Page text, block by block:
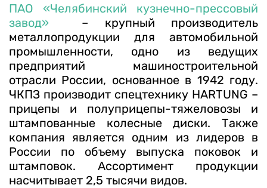
ПАО «Челябинский кузнечно-прессовый
завод»– крупный производитель
металлопродукции для автомобильной
промышленности, одно из ведущих
предприятий машиностроительной
отрасли России, основанное в 1942 году.
ЧКПЗ производит спецтехнику HARTUNG –
прицепы и полуприцепы-тяжеловозы и
штампованные колесные диски. Также
компания является одним из лидеров в
России по объему выпуска поковок и
штамповок. Ассортимент продукции
насчитывает 2,5 тысячи видов.